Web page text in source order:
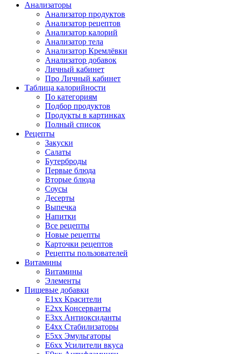
Анализаторы
Анализатор продуктов
Анализатор рецептов
Анализатор калорий
Анализатор тела
Анализатор Кремлёвки
Анализатор добавок
Личный кабинет
Про Личный кабинет
Таблица калорийности
По категориям
Подбор продуктов
Продукты в картинках
Полный список
Рецепты
Закуски
Салаты
Бутерброды
Первые блюда
Вторые блюда
Соусы
Десерты
Выпечка
Напитки
Все рецепты
Новые рецепты
Карточки рецептов
Рецепты пользователей
Витамины
Витамины
Элементы
Пищевые добавки
E1xx Красители
E2xx Консерванты
E3xx Антиоксиданты
E4xx Стабилизаторы
E5xx Эмульгаторы
E6xx Усилители вкуса